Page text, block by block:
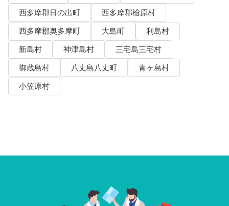
西多摩郡日の出町
西多摩郡檜原村
西多摩郡奥多摩町
大島町
利島村
新島村
神津島村
三宅島三宅村
御蔵島村
八丈島八丈町
青ヶ島村
小笠原村